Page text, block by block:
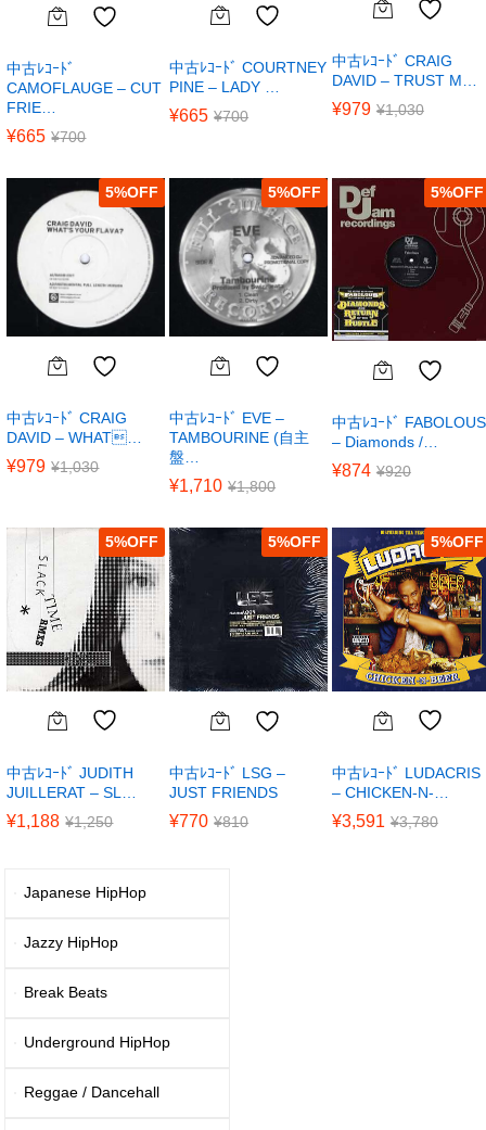
中古ﾚｺｰﾄﾞ
CAMOFLAUGE – CUT
FRIE…
¥665 ¥700
中古ﾚｺｰﾄﾞ COURTNEY
PINE – LADY …
¥665 ¥700
中古ﾚｺｰﾄﾞ CRAIG
DAVID – TRUST M…
¥979 ¥1,030
5%
中古ﾚｺｰﾄﾞ CRAIG
DAVID – WHAT…
¥979 ¥1,030
5%
中古ﾚｺｰﾄﾞ EVE –
TAMBOURINE (自主
盤…
¥1,710 ¥1,800
5%
中古ﾚｺｰﾄﾞ FABOLOUS
– Diamonds /…
¥874 ¥920
5%
中古ﾚｺｰﾄﾞ JUDITH
JUILLERAT – SL…
¥1,188 ¥1,250
5%
中古ﾚｺｰﾄﾞ LSG –
JUST FRIENDS
¥770 ¥810
5%
中古ﾚｺｰﾄﾞ LUDACRIS
– CHICKEN-N-…
¥3,591 ¥3,780
Japanese HipHop
Jazzy HipHop
Break Beats
Underground HipHop
Reggae / Dancehall